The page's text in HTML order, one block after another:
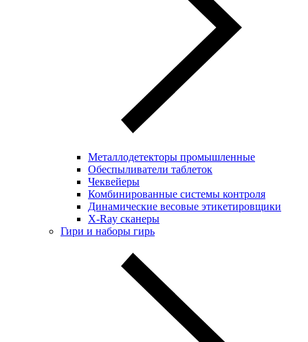
Металлодетекторы промышленные
Обеспыливатели таблеток
Чеквейеры
Комбинированные системы контроля
Динамические весовые этикетировщики
X-Ray сканеры
Гири и наборы гирь